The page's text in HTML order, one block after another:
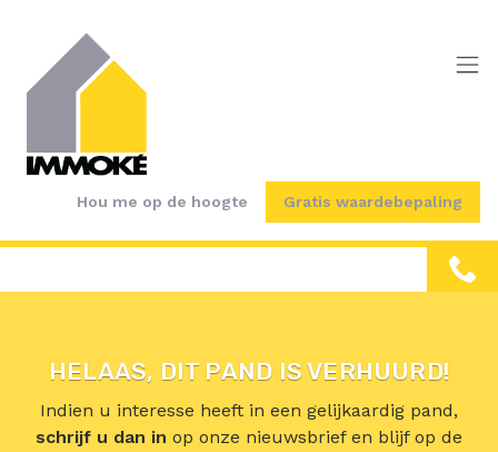
Hou me op de hoogte Gratis waardebepaling
HELAAS, DIT PAND IS VERHUURD!
Indien u interesse heeft in een gelijkaardig pand,
schrijf u dan in op onze nieuwsbrief en blijf op de